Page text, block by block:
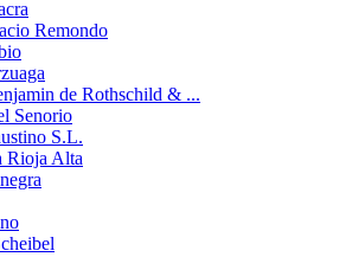
Remondo
de Rothschild & ...
Senorio
S.L.
Rioja Alta